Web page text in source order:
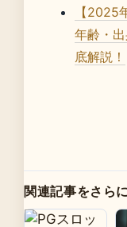
【2025
年齢・
底解説！
関連記事をさら